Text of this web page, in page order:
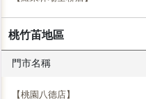
桃竹苖地區
門市名稱
【桃園八德店】